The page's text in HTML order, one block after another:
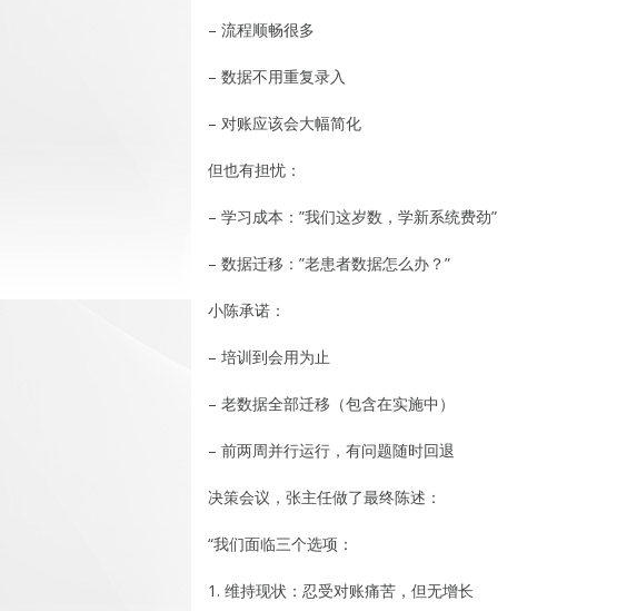
– 流程顺畅很多
– 数据不用重复录入
– 对账应该会大幅简化
但也有担忧：
– 学习成本：”我们这岁数，学新系统费劲”
– 数据迁移：”老患者数据怎么办？”
小陈承诺：
– 培训到会用为止
– 老数据全部迁移（包含在实施中）
– 前两周并行运行，有问题随时回退
决策会议，张主任做了最终陈述：
“我们面临三个选项：
1. 维持现状：忍受对账痛苦，但无增长